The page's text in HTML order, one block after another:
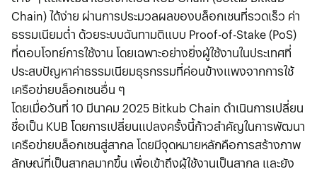
Chain) ได้ง่าย ผ่านการประมวลผลของบล็อกเชนที่รวดเร็ว ค่า
ธรรมเนียมต่ำ ด้วยระบบฉันทามติแบบ Proof-of-Stake (PoS)
ที่ตอบโจทย์การใช้งาน โดยเฉพาะอย่างยิ่งผู้ใช้งานในประเทศที่
ประสบปัญหาค่าธรรมเนียมธุรกรรมที่ค่อนข้างแพงจากการใช้
เครือข่ายบล็อกเชนอื่น ๆ
โดยเมื่อวันที่ 10 มีนาคม 2025 Bitkub Chain ดำเนินการเปลี่ยน
ชื่อเป็น KUB โดยการเปลี่ยนแปลงครั้งนี้ก้าวสำคัญในการพัฒนา
เครือข่ายบล็อกเชนสู่สากล โดยมีจุดหมายหลักคือการสร้างภาพ
ลักษณ์ที่เป็นสากลมากขึ้น เพื่อเข้าถึงผู้ใช้งานเป็นสากล และยัง